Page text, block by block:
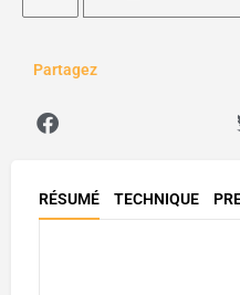
Partagez
RÉSUMÉ TECHNIQUE